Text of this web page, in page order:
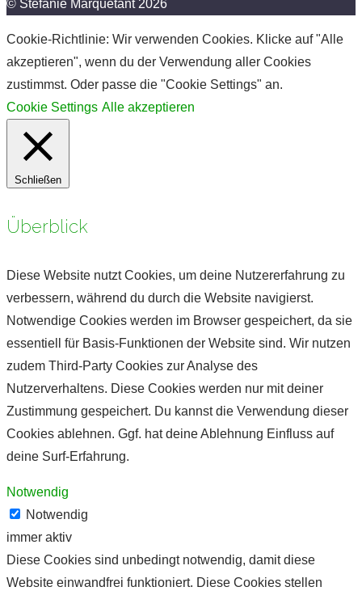
© Stefanie Marquetant 2026
Cookie-Richtlinie: Wir verwenden Cookies. Klicke auf "Alle
akzeptieren", wenn du der Verwendung aller Cookies
zustimmst. Oder passe die "Cookie Settings" an.
Cookie Settings Alle akzeptieren
Schließen
Überblick
Diese Website nutzt Cookies, um deine Nutzererfahrung zu
verbessern, während du durch die Website navigierst.
Notwendige Cookies werden im Browser gespeichert, da sie
essentiell für Basis-Funktionen der Website sind. Wir nutzen
zudem Third-Party Cookies zur Analyse des
Nutzerverhaltens. Diese Cookies werden nur mit deiner
Zustimmung gespeichert. Du kannst die Verwendung dieser
Cookies ablehnen. Ggf. hat deine Ablehnung Einfluss auf
deine Surf-Erfahrung.
Notwendig
Notwendig
immer aktiv
Diese Cookies sind unbedingt notwendig, damit diese
Website einwandfrei funktioniert. Diese Cookies stellen